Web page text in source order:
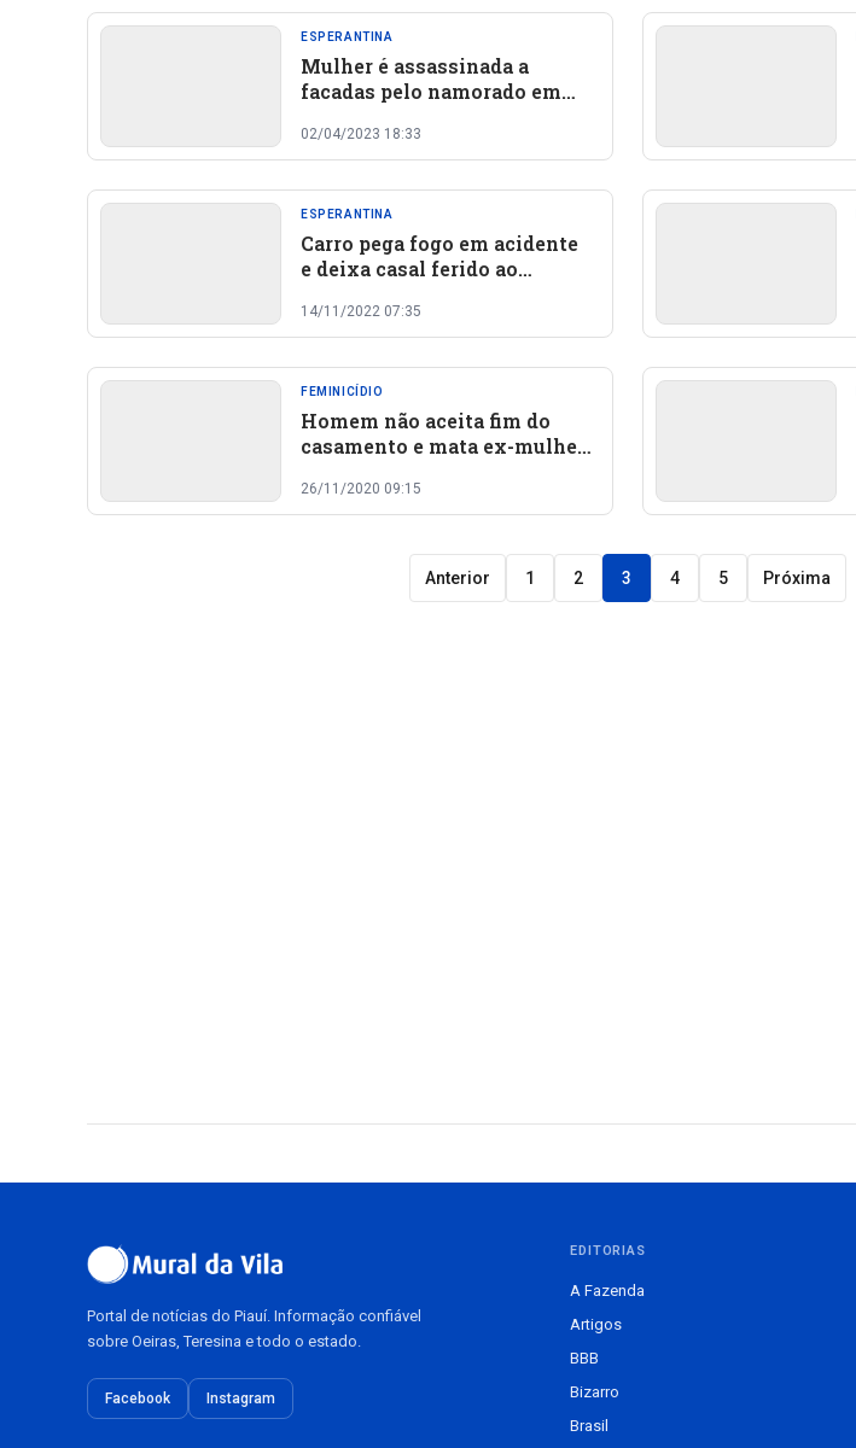
ESPERANTINA
Mulher é assassinada a
facadas pelo namorado em
02/04/2023 18:33
ESPERANTINA
Carro pega fogo em acidente
e deixa casal ferido ao
Piauí
14/11/2022 07:35
FEMINICÍDIO
Homem não aceita fim do
casamento e mata ex-mulher
26/11/2020 09:15
Anterior 1 2 3 4 5 Próxima
Portal de notícias do Piauí. Informação confiável
sobre Oeiras, Teresina e todo o estado.
Facebook Instagram
EDITORIAS
A Fazenda
Artigos
BBB
Bizarro
Brasil